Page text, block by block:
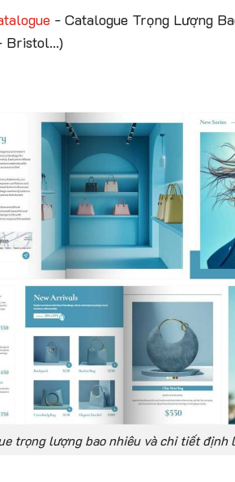
- Catalogue Trọng Lượng
Bristol…)
trọng lượng bao nhiêu và chi tiết định